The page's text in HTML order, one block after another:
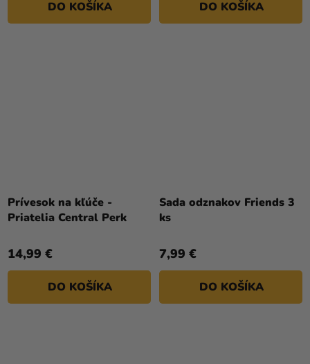
DO KOŠÍKA DO KOŠÍKA
Prívesok na kľúče -
Priatelia Central Perk
14,99 €
DO KOŠÍKA
Sada odznakov Friends 3
ks
7,99 €
DO KOŠÍKA